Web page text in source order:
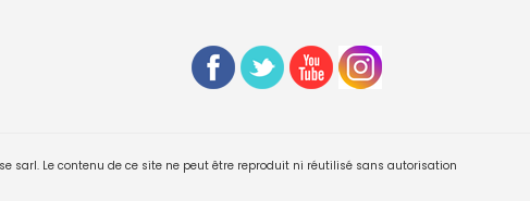
sarl. Le contenu de ce site ne peut être reproduit ni réutilisé sans autorisation